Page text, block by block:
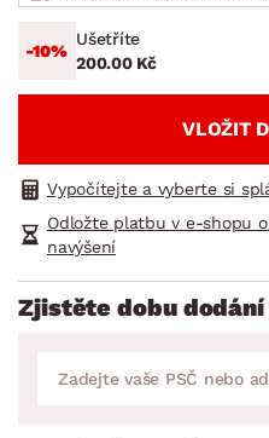
-10%
Ušetříte
200.00 Kč
VLOŽIT
Vypočítejte a vyberte si
Odložte platbu v e-shopu
navýšení
Zjistěte dobu